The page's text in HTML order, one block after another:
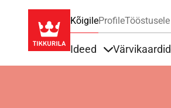
KõigileProfileTööstusele
Ideed Värvikaardid